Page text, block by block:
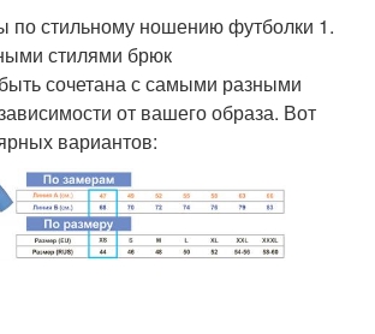
по стильному ношению футболки 1.
стилями брюк
сочетана с самыми разными
от вашего образа. Вот
вариантов: